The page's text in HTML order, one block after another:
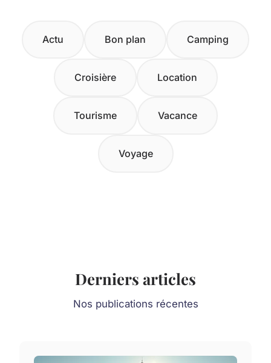
Actu Bon plan Camping
Croisière Location
Tourisme Vacance
Voyage
Derniers articles
Nos publications récentes